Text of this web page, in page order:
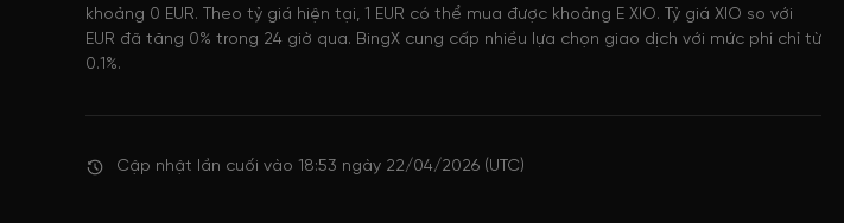
khoảng 0 EUR. Theo tỷ giá hiện tại, 1 EUR có thể mua được khoảng E XIO. Tỷ giá XIO so với
EUR đã tăng 0% trong 24 giờ qua. BingX cung cấp nhiều lựa chọn giao dịch với mức phí chỉ từ
0.1%.
Cập nhật lần cuối vào 18:53 ngày 22/04/2026 (UTC)